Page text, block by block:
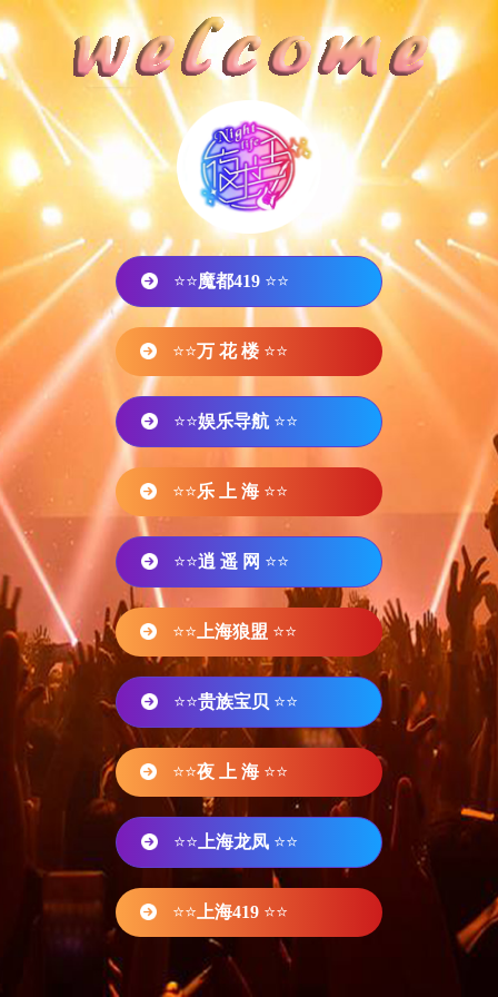
⭐⭐魔都419 ⭐⭐
⭐⭐万 花 楼 ⭐⭐
⭐⭐娱乐导航 ⭐⭐
⭐⭐乐 上 海 ⭐⭐
⭐⭐逍 遥 网 ⭐⭐
⭐⭐ 上海狼盟 ⭐⭐
⭐⭐贵族宝贝 ⭐⭐
⭐⭐夜 上 海 ⭐⭐
⭐⭐ 上海龙凤 ⭐⭐
⭐⭐ 上海419 ⭐⭐